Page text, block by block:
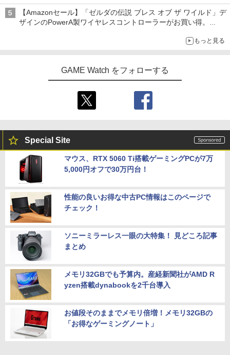
【Amazonセール】「ゼルダの伝説 ブレス オブ ザ ワイルド」デ
ザインのPowerA製ワイヤレスコントローラーがお買い得。
もっと見る
GAME Watch をフォローする
Special Site
マウス、RTX 5060 Ti搭載ゲーミングPCが7万
5,000円オフで30万円台！
性能の良いお得な中古PC情報はこのページで
チェック！
ソニーミラーレス一眼の大特集！ 見どころ記事
まとめ
メモリ32GBでも予算内。産経新聞社がAMD R
yzen搭載dynabookを2千台導入
お値段そのままでメモリ倍増！メモリ32GBの
「お得なゲーミングノート」